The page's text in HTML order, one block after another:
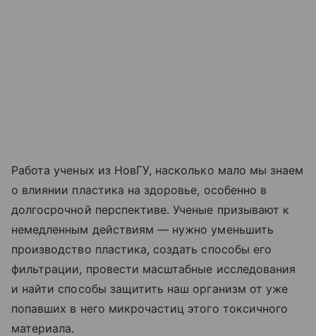
Работа ученых из НовГУ, насколько мало мы знаем
о влиянии пластика на здоровье, особенно в
долгосрочной перспективе. Ученые призывают к
немедленным действиям — нужно уменьшить
производство пластика, создать способы его
фильтрации, провести масштабные исследования
и найти способы защитить наш организм от уже
попавших в него микрочастиц этого токсичного
материала.